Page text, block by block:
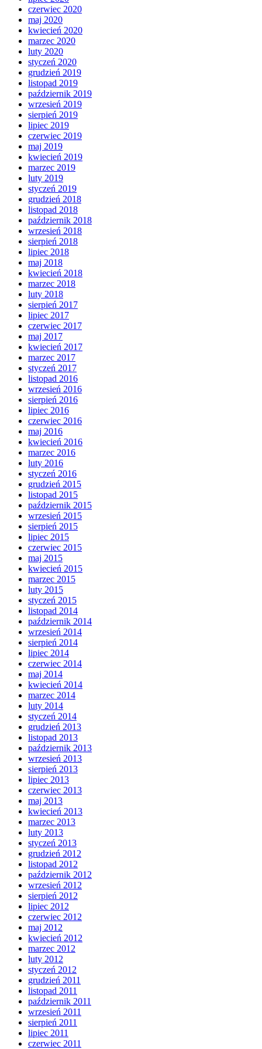
czerwiec 2020
maj 2020
kwiecień 2020
marzec 2020
luty 2020
styczeń 2020
grudzień 2019
listopad 2019
październik 2019
wrzesień 2019
sierpień 2019
lipiec 2019
czerwiec 2019
maj 2019
kwiecień 2019
marzec 2019
luty 2019
styczeń 2019
grudzień 2018
listopad 2018
październik 2018
wrzesień 2018
sierpień 2018
lipiec 2018
maj 2018
kwiecień 2018
marzec 2018
luty 2018
sierpień 2017
lipiec 2017
czerwiec 2017
maj 2017
kwiecień 2017
marzec 2017
styczeń 2017
listopad 2016
wrzesień 2016
sierpień 2016
lipiec 2016
czerwiec 2016
maj 2016
kwiecień 2016
marzec 2016
luty 2016
styczeń 2016
grudzień 2015
listopad 2015
październik 2015
wrzesień 2015
sierpień 2015
lipiec 2015
czerwiec 2015
maj 2015
kwiecień 2015
marzec 2015
luty 2015
styczeń 2015
listopad 2014
październik 2014
wrzesień 2014
sierpień 2014
lipiec 2014
czerwiec 2014
maj 2014
kwiecień 2014
marzec 2014
luty 2014
styczeń 2014
grudzień 2013
listopad 2013
październik 2013
wrzesień 2013
sierpień 2013
lipiec 2013
czerwiec 2013
maj 2013
kwiecień 2013
marzec 2013
luty 2013
styczeń 2013
grudzień 2012
listopad 2012
październik 2012
wrzesień 2012
sierpień 2012
lipiec 2012
czerwiec 2012
maj 2012
kwiecień 2012
marzec 2012
luty 2012
styczeń 2012
grudzień 2011
listopad 2011
październik 2011
wrzesień 2011
sierpień 2011
lipiec 2011
czerwiec 2011